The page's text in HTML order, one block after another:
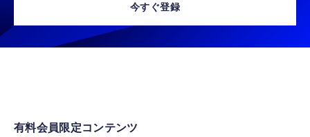
今すぐ登録
有料会員限定コンテンツ